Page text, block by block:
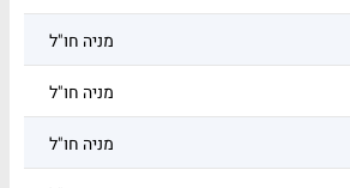
מניה חו"ל
מניה חו"ל
מניה חו"ל